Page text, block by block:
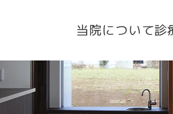
当院について診